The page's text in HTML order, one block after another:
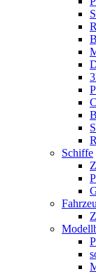
Schiffe